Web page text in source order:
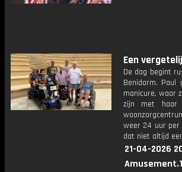
Een
De dag begint
Benidorm.
manicure, waar
zijn met
weer 24 uur per
dat niet altijd
21-04-2026